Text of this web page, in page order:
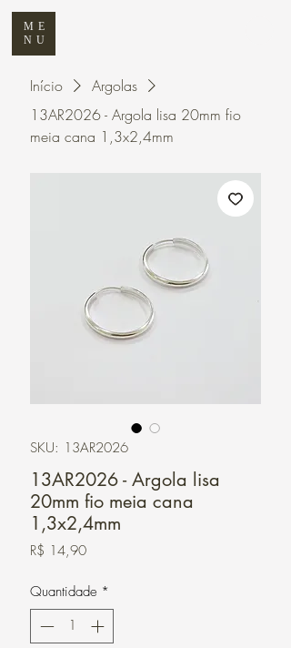
ME
NU
Início
Argolas
13AR2026 - Argola lisa 20mm fio
meia cana 1,3x2,4mm
SKU: 13AR2026
13AR2026 - Argola lisa
20mm fio meia cana
1,3x2,4mm
R$ 14,90Preço
Quantidade *